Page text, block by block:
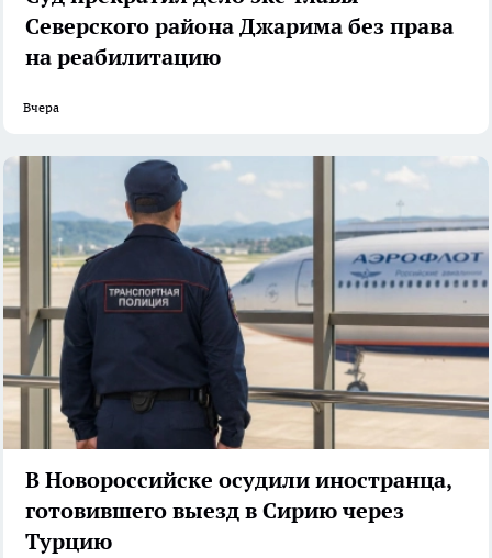
Северского района Джарима без права
на реабилитацию
Вчера
В Новороссийске осудили иностранца,
готовившего выезд в Сирию через
Турцию